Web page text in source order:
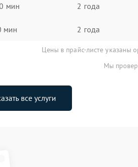
мин 2 года
мин 2 года
Цены в прайс-листе указаны
Мы
все услуги